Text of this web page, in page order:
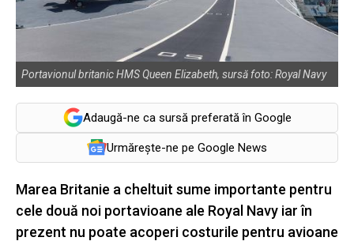
Portavionul britanic HMS Queen Elizabeth, sursă foto: Royal Navy
Adaugă-ne ca sursă preferată în Google
Urmărește-ne pe Google News
Marea Britanie a cheltuit sume importante pentru
cele două noi portavioane ale Royal Navy iar în
prezent nu poate acoperi costurile pentru avioane